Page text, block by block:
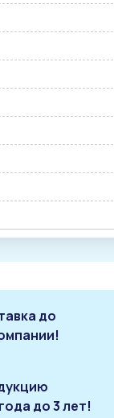
до
до 3 лет!